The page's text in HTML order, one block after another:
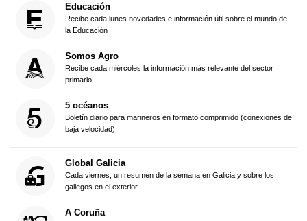
Educación
Recibe cada lunes novedades e información útil sobre el mundo de
la Educación
Somos Agro
Recibe cada miércoles la información más relevante del sector
primario
5 océanos
Boletín diario para marineros en formato comprimido (conexiones de
baja velocidad)
Global Galicia
Cada viernes, un resumen de la semana en Galicia y sobre los
gallegos en el exterior
A Coruña